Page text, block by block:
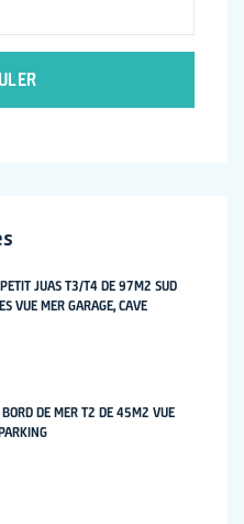
JUAS T3/T4 DE 97M2 SUD
VUE MER GARAGE, CAVE
DE MER T2 DE 45M2 VUE